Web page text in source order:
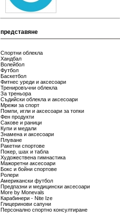
представяне
Спортни облекла
Хандбал
Волейбол
Футбол
Баскетбол
Фитнес уреди и аксесоари
Тренировъчни облекла
За треньора
Съдийски облекла и аксесоари
Мрежи за спорт
Помпи, игли и аксесоари за топки
Фен продукти
Сакове и раници
Купи и медали
Знамена и аксесоари
Плуване
Ракетни спортове
Покер, шах и табла
Художествена гимнастика
Мажоретни аксесоари
Бокс и бойни спортове
Ролери
Американски футбол
Предпазни и медицински аксесоари
More by Monevals
Карабинери - Nite Ize
Глицеринови сапуни
Персонално спортно консултиране